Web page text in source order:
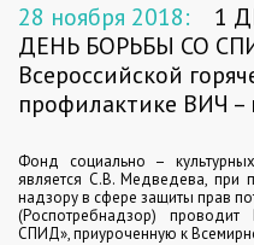
28 ноября 2018:
1
ДЕНЬ БОРЬБЫ СО
Всероссийской
профилактике ВИЧ
Фонд социально –
является С.В. Медведева,
надзору в сфере защиты прав
(Роспотребнадзор)
СПИД», приуроченную к